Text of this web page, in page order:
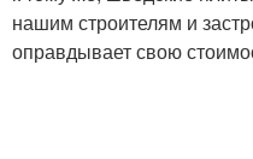
нашим строителям и
оправдывает свою